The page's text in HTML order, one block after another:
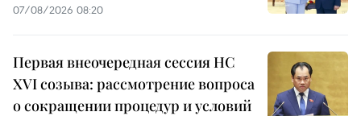
07/08/2026 08:20
Первая внеочередная сессия НС
XVI созыва: рассмотрение вопроса
о сокращении процедур и условий